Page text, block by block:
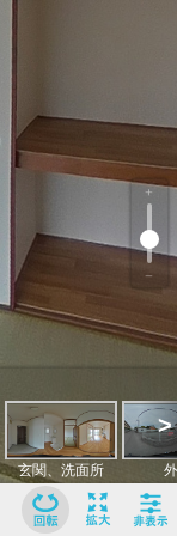
玄関、洗面所
>
﹢
﹣